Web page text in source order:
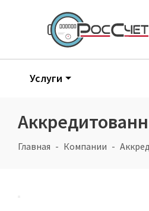
Услуги
Главная Компании